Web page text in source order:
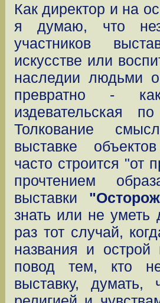
Как директор и на
я думаю, что
участников
искусстве или
наследии людьми
превратно -
издевательская
Толкование
выставке
часто строится "от
прочтением
выставки
знать или не уметь
раз тот случай,
названия и
повод тем, кто
выставку,